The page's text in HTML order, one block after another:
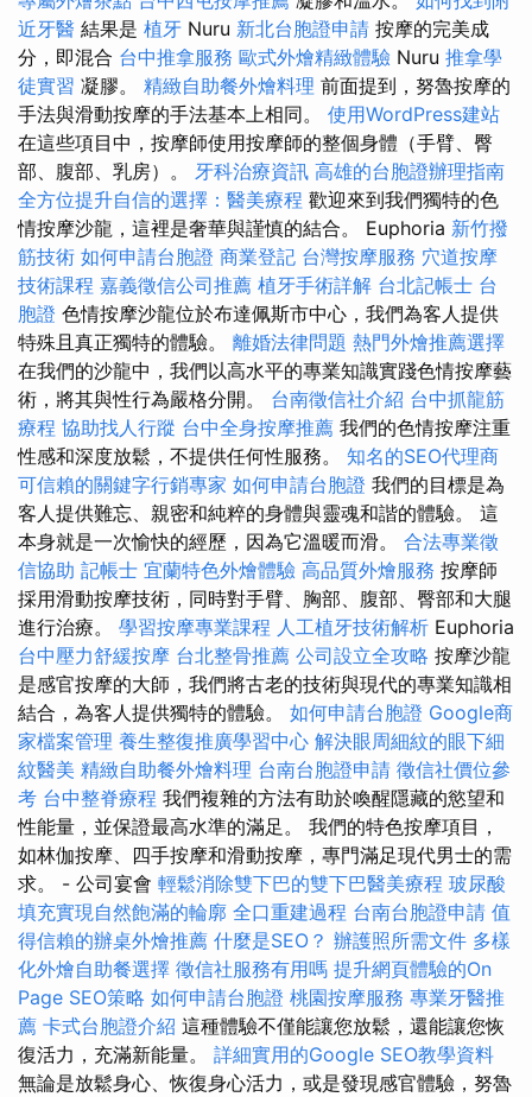
近牙醫 結果是 植牙 Nuru 新北台胞證申請 按摩的完美成
分，即混合 台中推拿服務 歐式外燴精緻體驗 Nuru 推拿學
徒實習 凝膠。 精緻自助餐外燴料理 前面提到，努魯按摩的
手法與滑動按摩的手法基本上相同。 使用WordPress建站
在這些項目中，按摩師使用按摩師的整個身體（手臂、臀
部、腹部、乳房）。 牙科治療資訊 高雄的台胞證辦理指南
全方位提升自信的選擇：醫美療程 歡迎來到我們獨特的色
情按摩沙龍，這裡是奢華與謹慎的結合。 Euphoria 新竹撥
筋技術 如何申請台胞證 商業登記 台灣按摩服務 穴道按摩
技術課程 嘉義徵信公司推薦 植牙手術詳解 台北記帳士 台
胞證 色情按摩沙龍位於布達佩斯市中心，我們為客人提供
特殊且真正獨特的體驗。 離婚法律問題 熱門外燴推薦選擇
在我們的沙龍中，我們以高水平的專業知識實踐色情按摩藝
術，將其與性行為嚴格分開。 台南徵信社介紹 台中抓龍筋
療程 協助找人行蹤 台中全身按摩推薦 我們的色情按摩注重
性感和深度放鬆，不提供任何性服務。 知名的SEO代理商
可信賴的關鍵字行銷專家 如何申請台胞證 我們的目標是為
客人提供難忘、親密和純粹的身體與靈魂和諧的體驗。 這
本身就是一次愉快的經歷，因為它溫暖而滑。 合法專業徵
信協助 記帳士 宜蘭特色外燴體驗 高品質外燴服務 按摩師
採用滑動按摩技術，同時對手臂、胸部、腹部、臀部和大腿
進行治療。 學習按摩專業課程 人工植牙技術解析 Euphoria
台中壓力舒緩按摩 台北整骨推薦 公司設立全攻略 按摩沙龍
是感官按摩的大師，我們將古老的技術與現代的專業知識相
結合，為客人提供獨特的體驗。 如何申請台胞證 Google商
家檔案管理 養生整復推廣學習中心 解決眼周細紋的眼下細
紋醫美 精緻自助餐外燴料理 台南台胞證申請 徵信社價位參
考 台中整脊療程 我們複雜的方法有助於喚醒隱藏的慾望和
性能量，並保證最高水準的滿足。 我們的特色按摩項目，
如林伽按摩、四手按摩和滑動按摩，專門滿足現代男士的需
求。 - 公司宴會 輕鬆消除雙下巴的雙下巴醫美療程 玻尿酸
填充實現自然飽滿的輪廓 全口重建過程 台南台胞證申請 值
得信賴的辦桌外燴推薦 什麼是SEO？ 辦護照所需文件 多樣
化外燴自助餐選擇 徵信社服務有用嗎 提升網頁體驗的On
Page SEO策略 如何申請台胞證 桃園按摩服務 專業牙醫推
薦 卡式台胞證介紹 這種體驗不僅能讓您放鬆，還能讓您恢
復活力，充滿新能量。 詳細實用的Google SEO教學資料
無論是放鬆身心、恢復身心活力，或是發現感官體驗，努魯